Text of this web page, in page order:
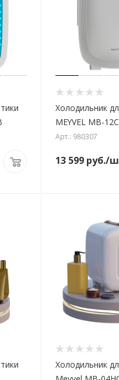
Холодильник
MEYVEL MB-
Арт.: 980307
13 599 руб./
Холодильник